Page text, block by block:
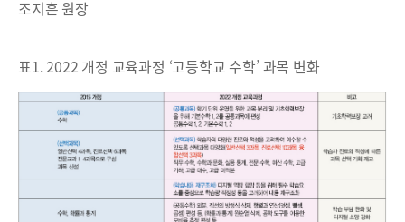
조지흔 원장
표1. 2022 개정 교육과정 ‘고등학교 수학’ 과목 변화